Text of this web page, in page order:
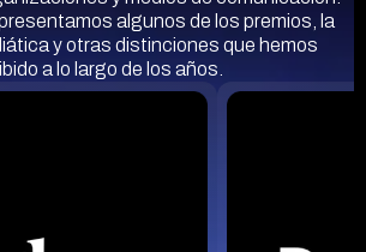
algunos de los premios, la
y otras distinciones que hemos
a lo largo de los años.